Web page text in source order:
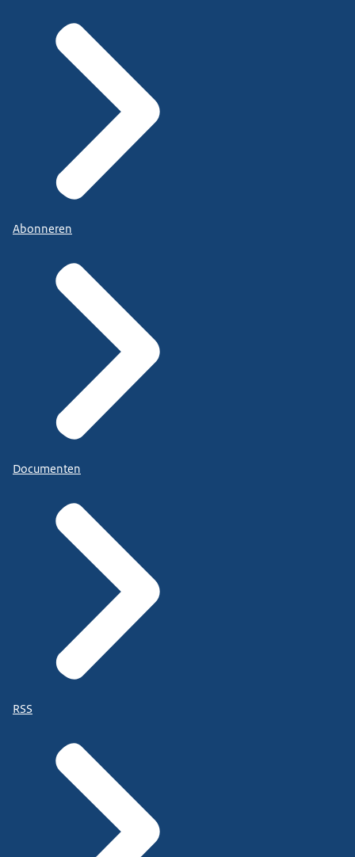
Abonneren
Documenten
RSS